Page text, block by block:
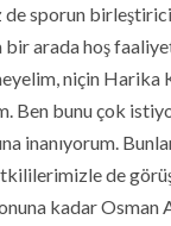
de sporun
bir arada hoş
niçin Harika
Ben bunu çok
inanıyorum.
de
kadar Osman